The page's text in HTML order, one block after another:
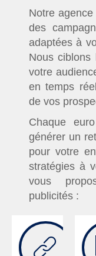
Notre
des
adaptées à
Nous ciblons
votre
en temps
de vos
Chaque
générer un
pour votre
stratégies à
vous
publicités :